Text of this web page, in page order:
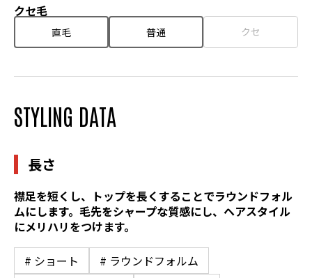
クセ毛
直毛 普通 クセ
STYLING DATA
長さ
襟足を短くし、トップを長くすることでラウンドフォル
ムにします。毛先をシャープな質感にし、ヘアスタイル
にメリハリをつけます。
# ショート
# ラウンドフォルム